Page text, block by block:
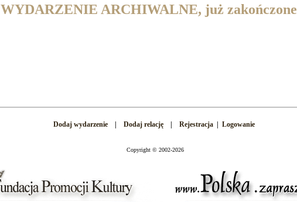
WYDARZENIE ARCHIWALNE, już zakończone
Dodaj wydarzenie Dodaj relację Rejestracja Logowanie
Copyright ©2002-2026